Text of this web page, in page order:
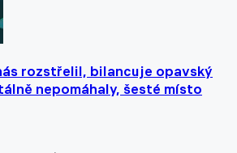
rozstřelil, bilancuje opavský
nepomáhaly, šesté místo